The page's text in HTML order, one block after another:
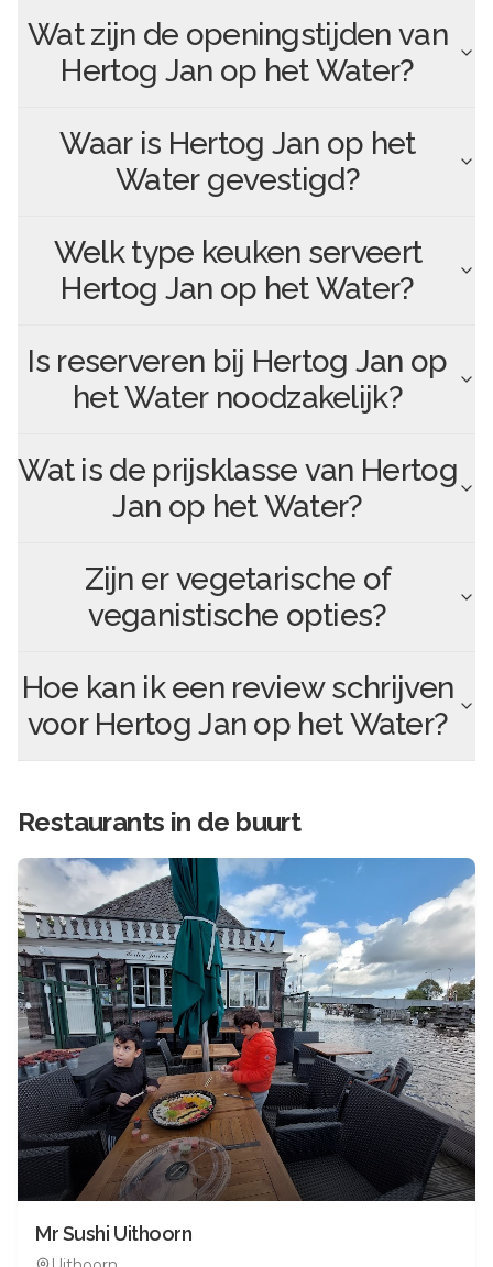
Wat zijn de openingstijden van
Hertog Jan op het Water?
Waar is Hertog Jan op het
Watergevestigd?
Welk type keuken serveert
Hertog Jan op het Water?
Is reserveren bij Hertog Jan op
het Waternoodzakelijk?
Wat is de prijsklasse van Hertog
Jan op het Water?
Zijn er vegetarische of
veganistische opties?
Hoe kan ik een review schrijven
voor Hertog Jan op het Water?
Restaurants in de buurt
Mr Sushi Uithoorn